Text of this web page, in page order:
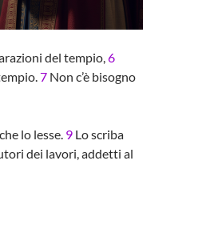
del tempio,6
7 Non c’è bisogno
lo lesse. 9 Lo scriba
dei lavori, addetti al